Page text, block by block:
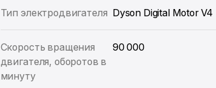
Тип электродвигателя Dyson Digital Motor V4
Скорость вращения
двигателя, оборотов в
минуту
90 000